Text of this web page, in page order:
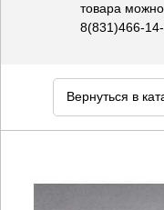
товара
8(831)466-
Вернуться в